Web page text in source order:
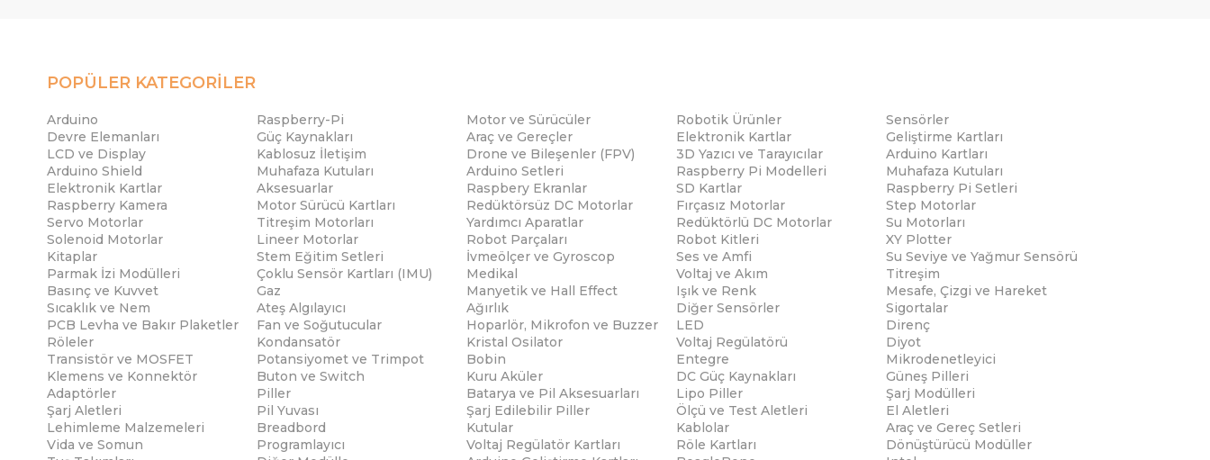
POPÜLER KATEGORİLER
Arduino Raspberry-Pi Motor ve Sürücüler Robotik Ürünler
Sensörler
Devre Elemanları
Güç Kaynakları Araç ve Gereçler Elektronik Kartlar
Geliştirme Kartları
LCD ve Display
Kablosuz İletişim Drone ve Bileşenler (FPV) 3D Yazıcı ve Tarayıcılar
Arduino Kartları
Arduino Shield
Muhafaza Kutuları Arduino Setleri Raspberry Pi Modelleri
Muhafaza Kutuları
Elektronik Kartlar
Aksesuarlar Raspbery Ekranlar SD Kartlar
Raspberry Pi Setleri
Raspberry Kamera
Motor Sürücü Kartları Redüktörsüz DC Motorlar Fırçasız Motorlar
Step Motorlar
Servo Motorlar
Titreşim Motorları Yardımcı Aparatlar Redüktörlü DC Motorlar
Su Motorları
Solenoid Motorlar
Lineer Motorlar Robot Parçaları Robot Kitleri
XY Plotter
Kitaplar
Stem Eğitim Setleri İvmeölçer ve Gyroscop Ses ve Amfi
Su Seviye ve Yağmur Sensörü
Parmak İzi Modülleri
Çoklu Sensör Kartları (IMU) Medikal Voltaj ve Akım
Titreşim
Basınç ve Kuvvet
Gaz Manyetik ve Hall Effect Işık ve Renk
Mesafe, Çizgi ve Hareket
Sıcaklık ve Nem
Ateş Algılayıcı Ağırlık Diğer Sensörler
Sigortalar
PCB Levha ve Bakır Plaketler
Fan ve Soğutucular Hoparlör, Mikrofon ve Buzzer LED
Direnç
Röleler
Kondansatör Kristal Osilator Voltaj Regülatörü
Diyot
Transistör ve MOSFET
Potansiyomet ve Trimpot Bobin Entegre
Mikrodenetleyici
Klemens ve Konnektör
Buton ve Switch Kuru Aküler DC Güç Kaynakları
Güneş Pilleri
Adaptörler
Piller Batarya ve Pil Aksesuarları Lipo Piller
Şarj Modülleri
Şarj Aletleri
Pil Yuvası Şarj Edilebilir Piller Ölçü ve Test Aletleri
El Aletleri
Lehimleme Malzemeleri
Breadbord Kutular Kablolar
Araç ve Gereç Setleri
Vida ve Somun
Programlayıcı Voltaj Regülatör Kartları Röle Kartları
Dönüştürücü Modüller